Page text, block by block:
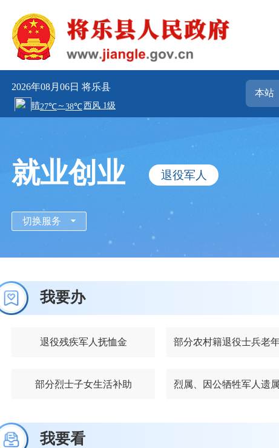
2026年08月06日将乐县
就业创业 退役军人
切换服务
我要办
退役残疾军人抚恤金
部分烈士子女生活补助
我要看